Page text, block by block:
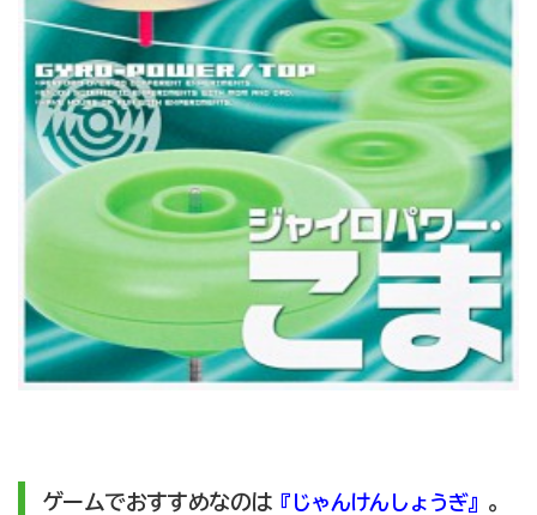
ゲームでおすすめなのは『じゃんけんしょうぎ』 。